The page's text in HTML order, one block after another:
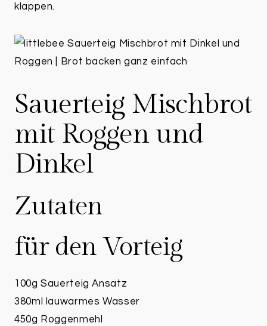
klappen.
Sauerteig Mischbrot
mit Roggen und
Dinkel
Zutaten
für den Vorteig
100g Sauerteig Ansatz
380ml lauwarmes Wasser
450g Roggenmehl